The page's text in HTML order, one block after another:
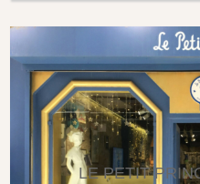
LE PETIT